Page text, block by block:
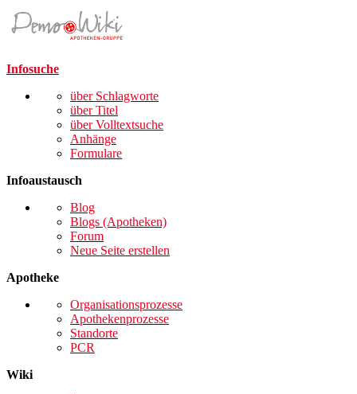
Infosuche
über Schlagworte
über Titel
über Volltextsuche
Anhänge
Formulare
Infoaustausch
Blog
Blogs (Apotheken)
Forum
Neue Seite erstellen
Apotheke
Organisationsprozesse
Apothekenprozesse
Standorte
PCR
Wiki